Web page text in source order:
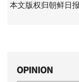
本文版权归朝鲜日